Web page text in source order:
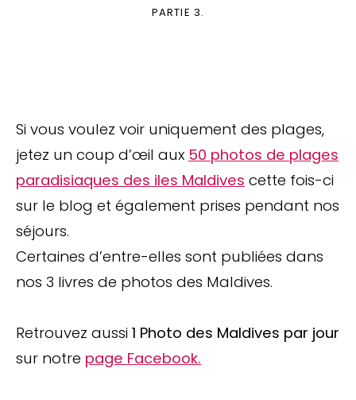
PARTIE 3.
Si vous voulez voir uniquement des plages,
jetez un coup d’œil aux 50 photos de plages
paradisiaques des iles Maldives cette fois-ci
sur le blog et également prises pendant nos
séjours.
Certaines d’entre-elles sont publiées dans
nos 3 livres de photos des Maldives.
Retrouvez aussi 1 Photo des Maldives par jour
sur notre page Facebook.